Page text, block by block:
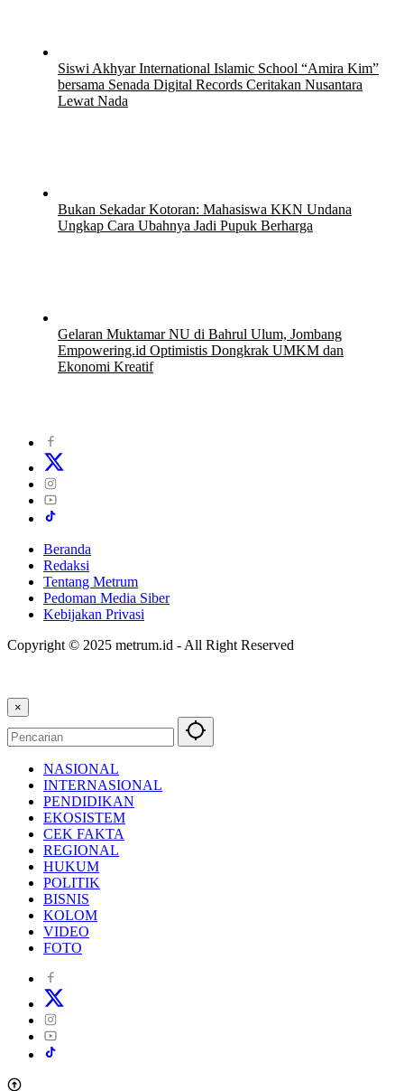
Siswi Akhyar International Islamic School “Amira Kim”
bersama Senada Digital Records Ceritakan Nusantara
Lewat Nada
Bukan Sekadar Kotoran: Mahasiswa KKN Undana
Ungkap Cara Ubahnya Jadi Pupuk Berharga
Gelaran Muktamar NU di Bahrul Ulum, Jombang
Empowering.id Optimistis Dongkrak UMKM dan
Ekonomi Kreatif
Beranda
Redaksi
Tentang Metrum
Pedoman Media Siber
Kebijakan Privasi
Copyright © 2025 metrum.id - All Right Reserved
×
NASIONAL
INTERNASIONAL
PENDIDIKAN
EKOSISTEM
CEK FAKTA
REGIONAL
HUKUM
POLITIK
BISNIS
KOLOM
VIDEO
FOTO